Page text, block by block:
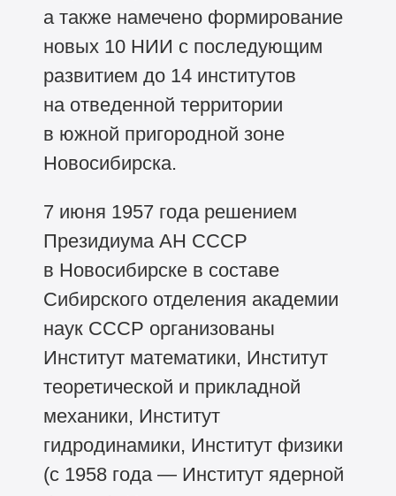
а также намечено формирование
новых 10 НИИ с последующим
развитием до 14 институтов
на отведенной территории
в южной пригородной зоне
Новосибирска.
7 июня 1957 года решением
Президиума АН СССР
в Новосибирске в составе
Сибирского отделения академии
наук СССР организованы
Институт математики, Институт
теоретической и прикладной
механики, Институт
гидродинамики, Институт физики
(с 1958 года — Институт ядерной